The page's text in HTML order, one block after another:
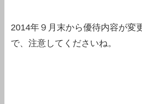
2014年９月末から優待内容が変
で、注意してくださいね。